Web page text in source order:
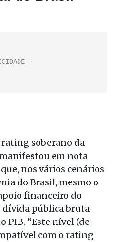
soberano da
manifestou em nota
nos vários cenários
do Brasil, mesmo o
financeiro do
dívida pública bruta
PIB. “Este nível (de
com o rating